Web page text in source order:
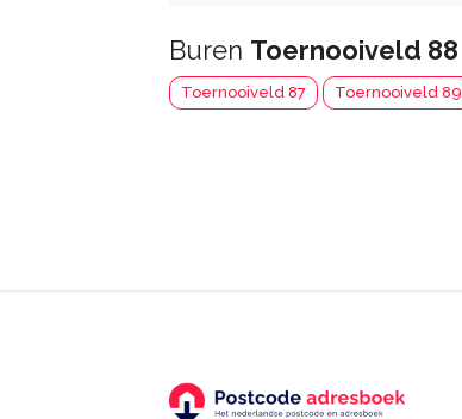
Buren Toernooiveld 88
Toernooiveld 87 Toernooiveld 89